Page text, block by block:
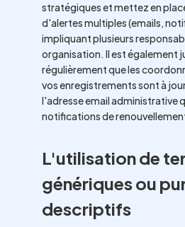
stratégiques et mettez en
d'alertes multiples (emails,
impliquant plusieurs
organisation. Il est également
régulièrement que les
vos enregistrements sont à
l'adresse email administrative
notifications de
L'utilisation de
génériques ou
descriptifs